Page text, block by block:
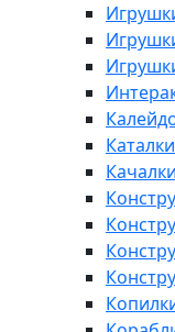
Каталки
Качалки